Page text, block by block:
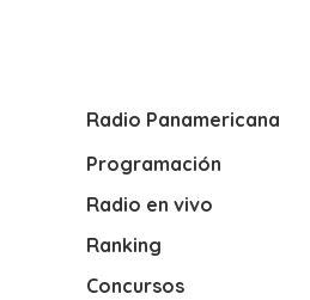
Radio Panamericana
Programación
Radio en vivo
Ranking
Concursos